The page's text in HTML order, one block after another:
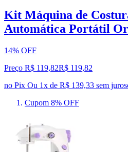
Kit Máquina de
Automática Portátil
14% OFF
Preço R$ 119,82R$ 119,82
no Pix Ou 1x de R$ 139,33 sem juros
Cupom 8% OFF